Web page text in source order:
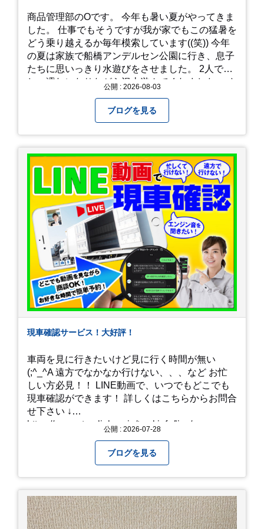
商品管理部のOです。 今年も暑い夏がやってきま
した。 仕事でもそうですが我が家でもこの猛暑を
どう乗り越えるか毎年模索しています((笑)) 今年
の夏は家族で船橋アンデルセン公園に行き、息子
たちに思いっきり水遊びをさせました。 2人でび
しょ濡れになりながら沢山遊んでくれました。 さ
みようと思います。
公開 : 2026-08-03
ブログを見る
現車確認サービス！大好評！
車両を見に行きたいけど見に行く時間が無い
(;^_^A 遠方でなかなか行けない、、、など お忙
しい方必見！！ LINE動画で、いつでもどこでも
現車確認ができます！ 詳しくはこちらからお問合
せ下さい ↓
https://www.steerlink.co.jp/truckinfo/live/
公開 : 2026-07-28
ブログを見る